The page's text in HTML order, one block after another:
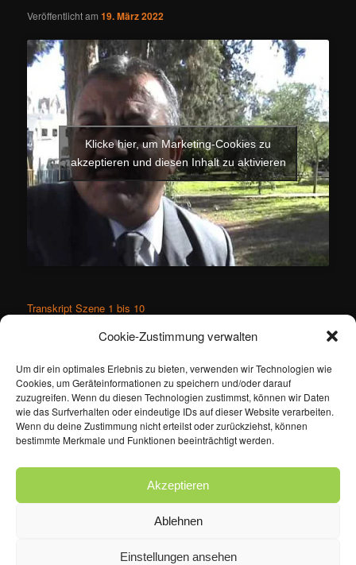
Cookie-Zustimmung verwalten
Um dir ein optimales Erlebnis zu bieten, verwenden wir Technologien wie
Cookies, um Geräteinformationen zu speichern und/oder darauf
zuzugreifen. Wenn du diesen Technologien zustimmst, können wir Daten
wie das Surfverhalten oder eindeutige IDs auf dieser Website verarbeiten.
Wenn du deine Zustimmung nicht erteilst oder zurückziehst, können
bestimmte Merkmale und Funktionen beeinträchtigt werden.
Akzeptieren
Ablehnen
Einstellungen ansehen
Veröffentlicht am19. März 2022
Klicke hier, um Marketing-Cookies zu
akzeptieren und diesen Inhalt zu aktivieren
Transkript Szene 1 bis 10
Dieser Eintrag wurde vonertanunterGesellschaft,Historie
Koexistenz/Wiedervereinigung,Kriegserinnerung,
Rassismus/Diskriminierung,subjektive 'oral history',trad. Heimat
verschlagwortet. Setze ein Lesezeichen für denPermalink.
Impressum
Kontakt
Cookie-Richtlinie (EU)
Datenschutzerklärung
Datenschutzerklärung Stolz präsentiert von WordPress